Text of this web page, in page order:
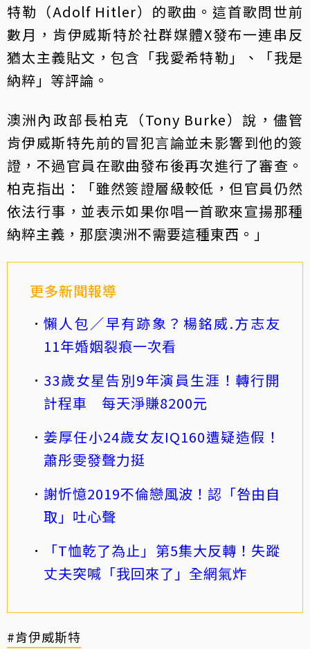
特勒（Adolf Hitler）的歌曲。這首歌問世前
數月，肯伊威斯特於社群媒體X發布一連串反
猶太主義貼文，包含「我愛希特勒」、「我是
納粹」等評論。
澳洲內政部長柏克（Tony Burke）說，儘管
肯伊威斯特先前的冒犯言論並未影響到他的簽
證，不過官員在歌曲發布後再次進行了審查。
柏克指出：「雖然簽證層級較低，但官員仍然
依法行事，並表示如果你唱一首歌來宣揚那種
納粹主義，那麼澳洲不需要這種東西。」
更多新聞報導
懶人包／早有跡象？楊銘威.方志友
11年婚姻裂痕一次看
33歲女星告別9年演員生涯！轉行開
計程車 每天淨賺8200元
姜厚任小24歲女友IQ160遭疑造假！
蕭彤雯發聲力挺
謝忻憶2019不倫戀風波！認「咎由自
取」吐心聲
「T恤乾了為止」第5集大反轉！失蹤
丈夫突喊「我回來了」全網氣炸
#肯伊威斯特